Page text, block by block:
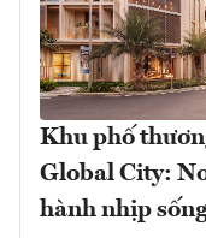
Khu phố
Global City:
hành nhịp